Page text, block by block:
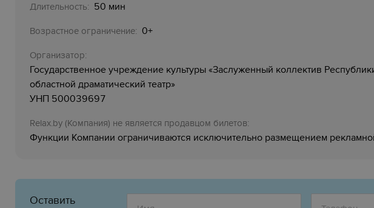
Длительность: 50 мин
Возрастное ограничение: 0+
Организатор:
Государственное учреждение культуры «Заслуженный коллектив
областной драматический театр»
УНП 500039697
Relaх.by (Компания) не является продавцом билетов:
Функции Компании ограничиваются исключительно размещением
Оставить